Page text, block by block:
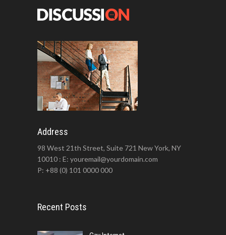
Address
98 West 21th Street, Suite 721 New York, NY
10010 : E: youremail@yourdomain.com
P: +88 (0) 101 0000 000
Recent Posts